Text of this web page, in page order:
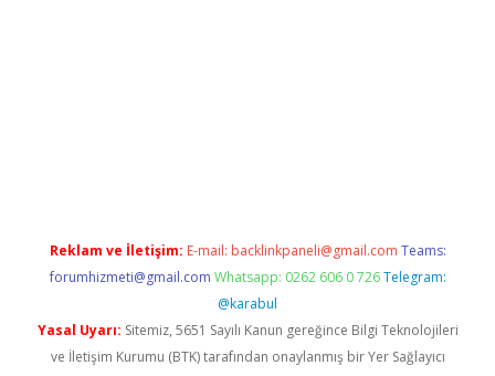
Reklam ve İletişim: E-mail: backlinkpaneli@gmail.com Teams:
forumhizmeti@gmail.com Whatsapp: 0262 606 0 726 Telegram:
@karabul
Yasal Uyarı: Sitemiz, 5651 Sayılı Kanun gereğince Bilgi Teknolojileri
ve İletişim Kurumu (BTK) tarafından onaylanmış bir Yer Sağlayıcı